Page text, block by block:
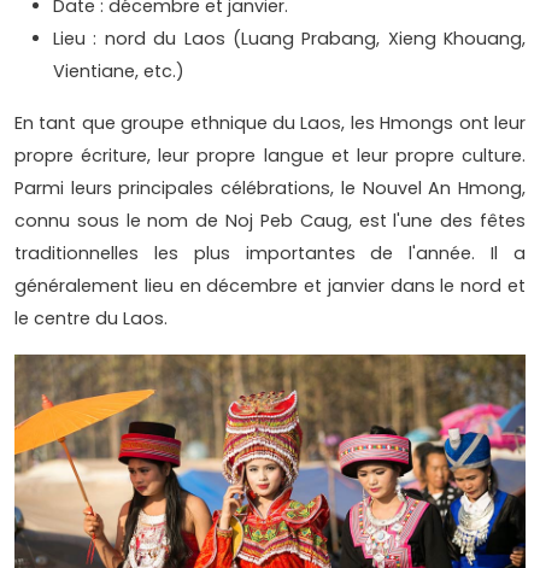
Date : décembre et janvier.
Lieu : nord du Laos (Luang Prabang, Xieng Khouang,
Vientiane, etc.)
En tant que groupe ethnique du Laos, les Hmongs ont leur
propre écriture, leur propre langue et leur propre culture.
Parmi leurs principales célébrations, le Nouvel An Hmong,
connu sous le nom de Noj Peb Caug, est l'une des fêtes
traditionnelles les plus importantes de l'année. Il a
généralement lieu en décembre et janvier dans le nord et
le centre du Laos.